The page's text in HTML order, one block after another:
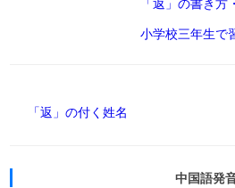
小学校三年生で
「返」の付く姓名
中国語発